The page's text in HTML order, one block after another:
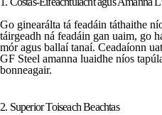
Go ginearálta tá feadáin táthaithe
táirgeadh ná feadáin gan uaim, go
mór agus ballaí tanaí. Ceadaíonn
GF Steel amanna luaidhe níos
bonneagair.
2. Superior Toiseach Beachtas